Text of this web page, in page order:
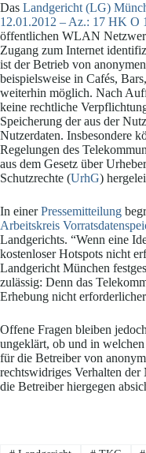
Das Landgericht (LG)
12.01.2012 – Az.: 17 HK O
öffentlichen WLAN
Zugang zum Internet
ist der Betrieb von
beispielsweise in Cafés,
weiterhin möglich. Nach
keine rechtliche
Speicherung der aus der
Nutzerdaten. Insbesondere
Regelungen des
aus dem Gesetz über
Schutzrechte (UrhG)
In einerPressemitteilung
Arbeitskreis
Landgerichts. “Wenn eine
kostenloser Hotspots nicht
Landgericht München
zulässig: Denn das
Erhebung nicht
Offene Fragen bleiben
ungeklärt, ob und in
für die Betreiber von
rechtswidriges Verhalten
die Betreiber hiergegen